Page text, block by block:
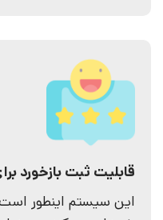
قابلیت ثبت بازخورد
این سیستم اینطور